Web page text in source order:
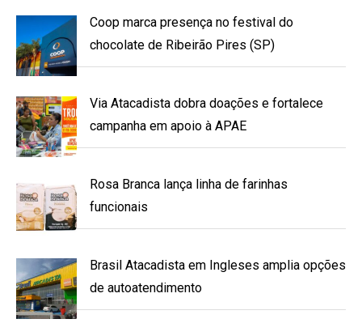
Coop marca presença no festival do
chocolate de Ribeirão Pires (SP)
Via Atacadista dobra doações e fortalece
campanha em apoio à APAE
Rosa Branca lança linha de farinhas
funcionais
Brasil Atacadista em Ingleses amplia opções
de autoatendimento